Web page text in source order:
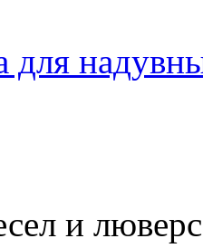
для
и люверс